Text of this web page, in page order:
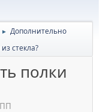
► Дополнительно
стекла?
полки